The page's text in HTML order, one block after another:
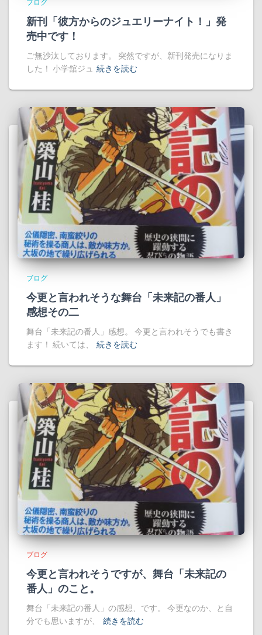
ブログ
新刊「彼方からのジュエリーナイト！」発
売中です！
ご無沙汰しております。 突然ですが、新刊発売になりま
した！ 小学舘ジュ 続きを読む
ブログ
今更と言われそうな舞台「未来記の番人」
感想その二
舞台「未来記の番人」感想。 今更と言われそうでも書き
ます！ 続いては、
続きを読む
ブログ
今更と言われそうですが、舞台「未来記の
番人」のこと。
舞台「未来記の番人」の感想、です。 今更なのか、と自
分でも思いますが、
続きを読む